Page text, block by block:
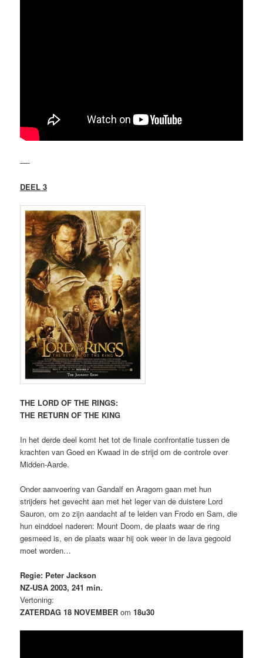
—-
DEEL 3
THE LORD OF THE RINGS:
THE RETURN OF THE KING
In het derde deel komt het tot de finale confrontatie tussen de
krachten van Goed en Kwaad in de strijd om de controle over
Midden-Aarde.
Onder aanvoering van Gandalf en Aragorn gaan met hun
strijders het gevecht aan met het leger van de duistere Lord
Sauron, om zo zijn aandacht af te leiden van Frodo en Sam, die
hun einddoel naderen: Mount Doom, de plaats waar de ring
gesmeed is, en de plaats waar hij ook weer in de lava gegooid
moet worden…
Regie: Peter Jackson
NZ-USA 2003, 241 min.
Vertoning:
ZATERDAG 18 NOVEMBERom18u30